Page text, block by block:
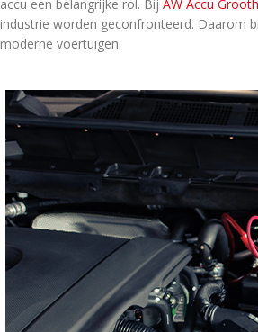
accu een belangrijke rol. Bij AW Accu
industrie worden geconfronteerd. Daarom
moderne voertuigen.